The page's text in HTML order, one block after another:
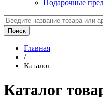
Подарочные
Главная
/
Каталог
Каталог